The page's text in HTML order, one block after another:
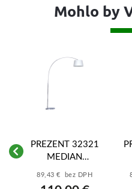
Mohlo by
PREZENT 32321
MEDIAN
1xE27/40W,
89,43 € bez DPH